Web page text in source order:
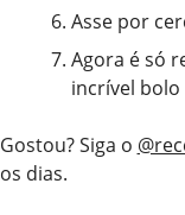
Asse por
Agora é só
incrível
Gostou? Siga o
os dias.